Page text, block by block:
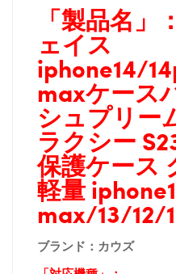
「製品名」：
ェイス
iphone14/
maxケース
シュプリー
ラクシー
保護ケース
軽量
max/13/12/
ブランド：カウズ